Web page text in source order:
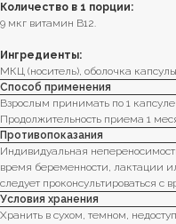
Количество в 1 порции:
9 мкг витамин В12.
Ингредиенты:
МКЦ (носитель), оболочка
Способ применения
Взрослым принимать по 1
Продолжительность приема 1
Противопоказания
Индивидуальная
время беременности, лактации
следует проконсультироваться с
Условия хранения
Хранить в сухом, темном,